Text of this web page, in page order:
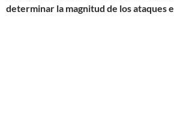
determinar la magnitud de los ataques